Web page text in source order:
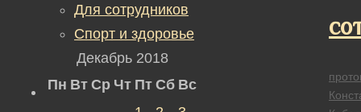
Для сотрудников
Спорт и здоровье
Декабрь 2018
Пн Вт Ср Чт Пт Сб Вс